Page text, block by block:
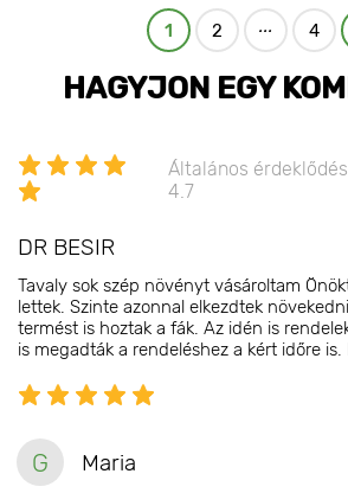
1 2 ... 4
HAGYJON EGY
Általános
4.7
DR BESIR
Tavaly sok szép növényt vásároltam
lettek. Szinte azonnal elkezdtek
termést is hoztak a fák. Az idén is
is megadták a rendeléshez a kért időre
G Maria